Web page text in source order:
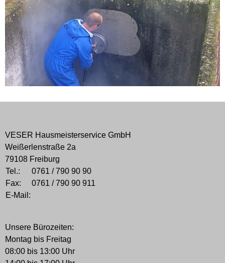
VESER Hausmeisterservice GmbH
Weißerlenstraße 2a
79108 Freiburg
Tel.:
0761 / 790 90 90
Fax:
0761 / 790 90 911
E-Mail:
Unsere Bürozeiten:
Montag bis Freitag
08:00 bis 13:00 Uhr